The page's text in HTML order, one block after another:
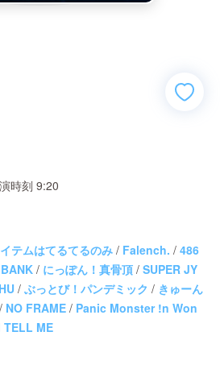
時刻 9:20
テムはてるてるのみ / Falench. / 486
/ にっぽん！真骨頂 / SUPER JY
/ ぶっとび！パンデミック / きゅーん
/ NO FRAME / Panic Monster !n Won
TELL ME